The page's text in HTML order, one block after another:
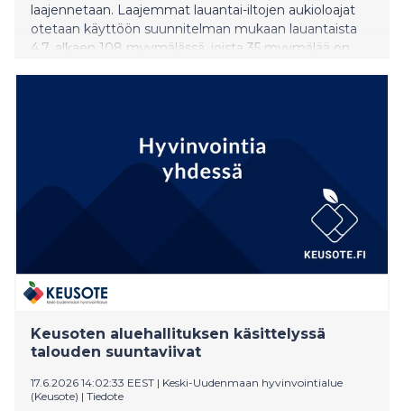
laajennetaan. Laajemmat lauantai-iltojen aukioloajat
otetaan käyttöön suunnitelman mukaan lauantaista
4.7. alkaen 108 myymälässä, joista 35 myymälää on
Keusoten aluehallituksen käsittelyssä
talouden suuntaviivat
17.6.2026 14:02:33 EEST | Keski-Uudenmaan hyvinvointialue
(Keusote) | Tiedote